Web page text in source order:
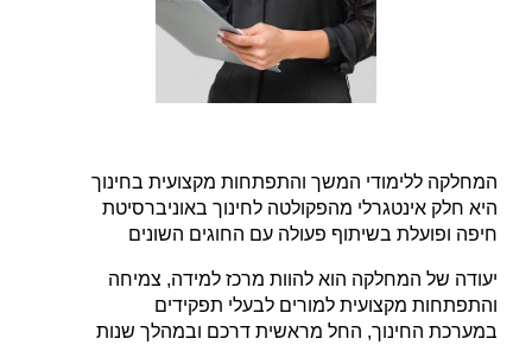
המחלקה ללימודי המשך והתפתחות מקצועית בחינוך
היא חלק אינטגרלי מהפקולטה לחינוך באוניברסיטת
חיפה ופועלת בשיתוף פעולה עם החוגים השונים
יעודה של המחלקה הוא להוות מרכז למידה, צמיחה
והתפתחות מקצועית למורים לבעלי תפקידים
במערכת החינוך, החל מראשית דרכם ובמהלך שנות